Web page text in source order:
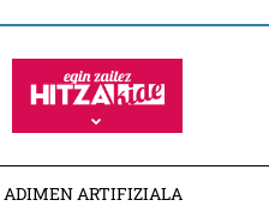
ADIMEN ARTIFIZIALA